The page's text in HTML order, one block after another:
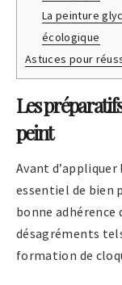
La peinture
écologique
Astuces pour
Les
peint
Avant
essentiel de bien
bonne
désagréments
formation de